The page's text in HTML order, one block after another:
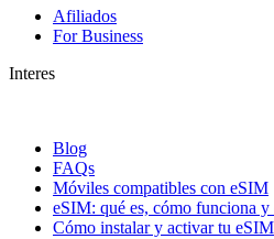
Afiliados
For Business
Interes
Blog
FAQs
Móviles compatibles con eSIM
eSIM: qué es, cómo funciona y
Cómo instalar y activar tu eSIM